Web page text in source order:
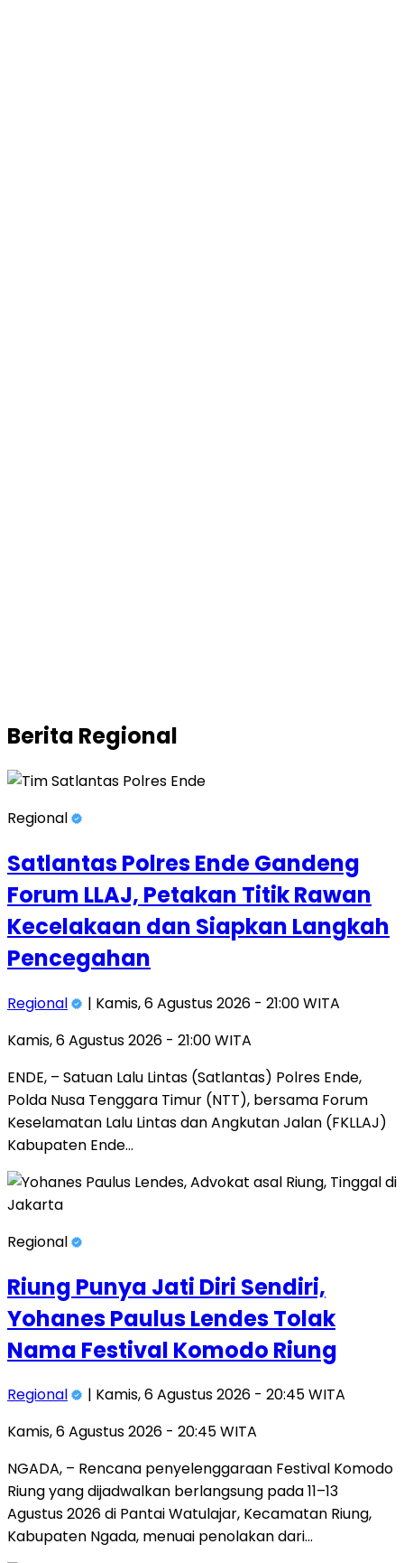
Berita Regional
Regional
Satlantas Polres Ende Gandeng
Forum LLAJ, Petakan Titik Rawan
Kecelakaan dan Siapkan Langkah
Pencegahan
Regional
| Kamis, 6 Agustus 2026 - 21:00 WITA
Kamis, 6 Agustus 2026 - 21:00 WITA
ENDE, – Satuan Lalu Lintas (Satlantas) Polres Ende,
Polda Nusa Tenggara Timur (NTT), bersama Forum
Keselamatan Lalu Lintas dan Angkutan Jalan (FKLLAJ)
Kabupaten Ende…
Regional
Riung Punya Jati Diri Sendiri,
Yohanes Paulus Lendes Tolak
Nama Festival Komodo Riung
Regional
| Kamis, 6 Agustus 2026 - 20:45 WITA
Kamis, 6 Agustus 2026 - 20:45 WITA
NGADA, – Rencana penyelenggaraan Festival Komodo
Riung yang dijadwalkan berlangsung pada 11–13
Agustus 2026 di Pantai Watulajar, Kecamatan Riung,
Kabupaten Ngada, menuai penolakan dari…